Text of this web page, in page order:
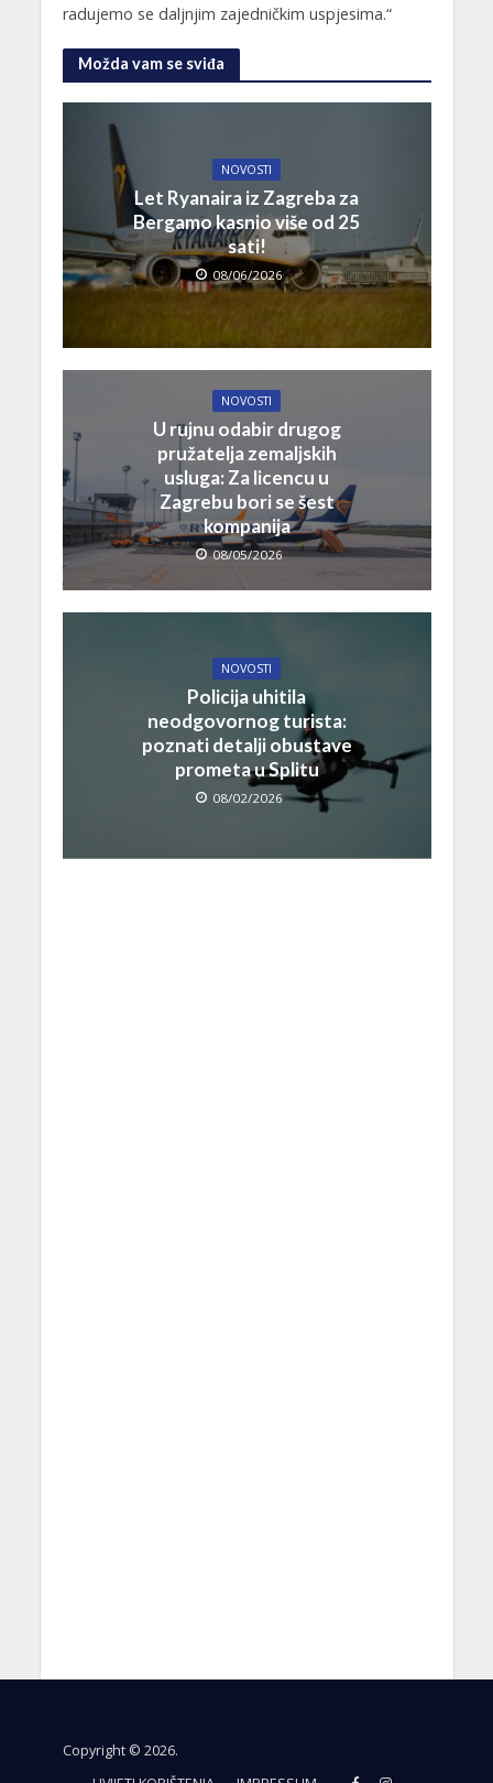
radujemo se daljnjim zajedničkim uspjesima.“
Možda vam se sviđa
NOVOSTI
Let Ryanaira iz Zagreba za
Bergamo kasnio više od 25
sati!
08/06/2026
NOVOSTI
U rujnu odabir drugog
pružatelja zemaljskih
usluga: Za licencu u
Zagrebu bori se šest
kompanija
08/05/2026
NOVOSTI
Policija uhitila
neodgovornog turista:
poznati detalji obustave
prometa u Splitu
08/02/2026
Copyright © 2026.